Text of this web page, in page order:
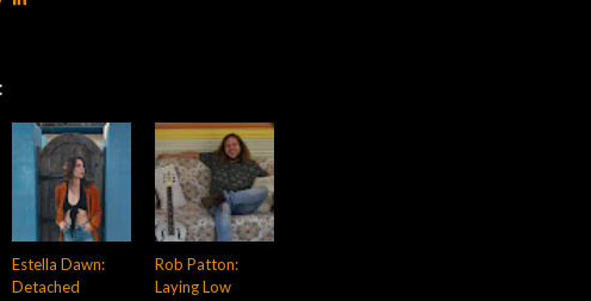
Estella Dawn:
Detached
Rob Patton:
Laying Low